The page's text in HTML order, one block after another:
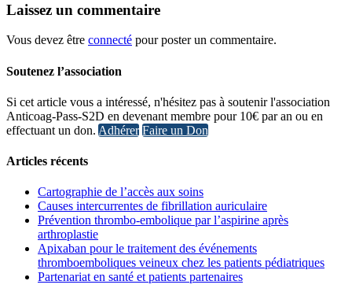
Laissez un commentaire
Vous devez être connecté pour poster un commentaire.
Soutenez l’association
Si cet article vous a intéressé, n'hésitez pas à soutenir l'association
Anticoag-Pass-S2D en devenant membre pour 10€ par an ou en
effectuant un don. Adhérer Faire un Don
Articles récents
Cartographie de l’accès aux soins
Causes intercurrentes de fibrillation auriculaire
Prévention thrombo-embolique par l’aspirine après
arthroplastie
Apixaban pour le traitement des événements
thromboemboliques veineux chez les patients pédiatriques
Partenariat en santé et patients partenaires